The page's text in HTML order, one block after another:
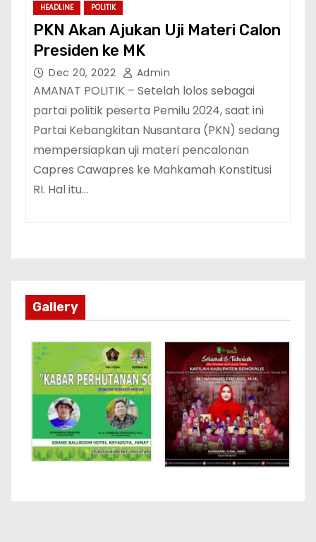
HEADLINE POLITIK
PKN Akan Ajukan Uji Materi Calon
Presiden ke MK
Dec 20, 2022 Admin
AMANAT POLITIK – Setelah lolos sebagai
partai politik peserta Pemilu 2024, saat ini
Partai Kebangkitan Nusantara (PKN) sedang
mempersiapkan uji materi pencalonan
Capres Cawapres ke Mahkamah Konstitusi
RI. Hal itu…
Gallery